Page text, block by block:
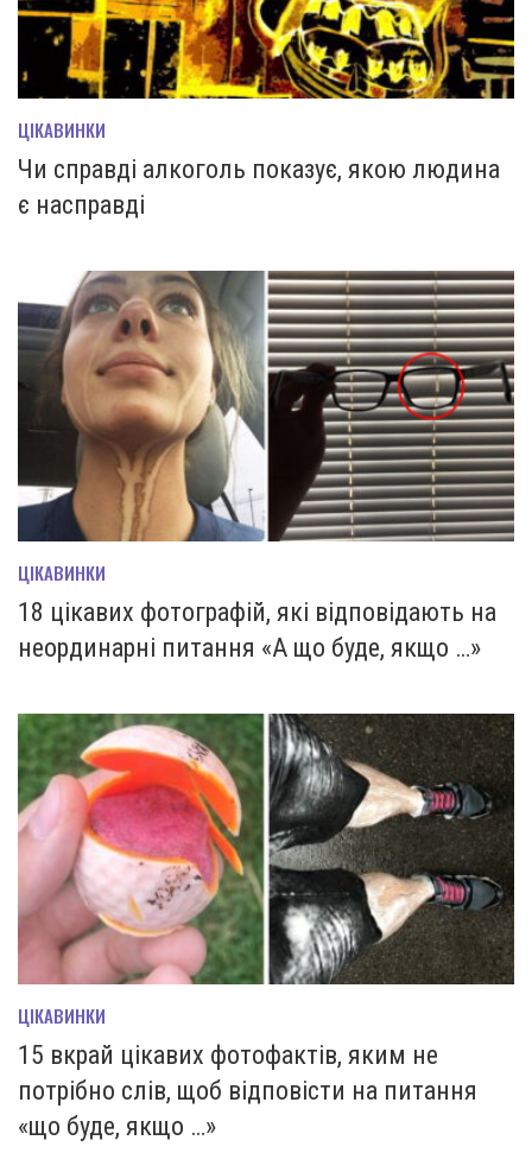
ЦІКАВИНКИ
Чи справді алкоголь показує, якою людина
є насправді
ЦІКАВИНКИ
18 цікавих фотографій, які відповідають на
неординарні питання «А що буде, якщо …»
ЦІКАВИНКИ
15 вкрай цікавих фотофактів, яким не
потрібно слів, щоб відповісти на питання
«що буде, якщо …»